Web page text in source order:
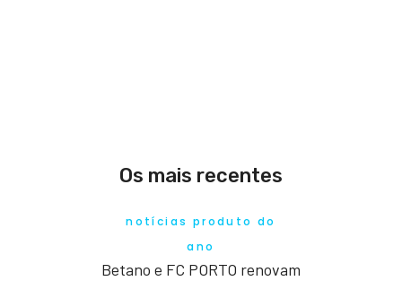
Os mais recentes
notícias produto do
ano
Betano e FC PORTO renovam